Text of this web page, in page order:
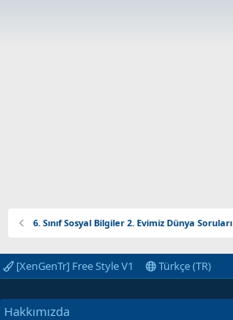
6. Sınıf Sosyal Bilgiler 2. Evimiz Dünya Soruları
[XenGenTr] Free Style V1 Türkçe (TR)
Hakkımızda